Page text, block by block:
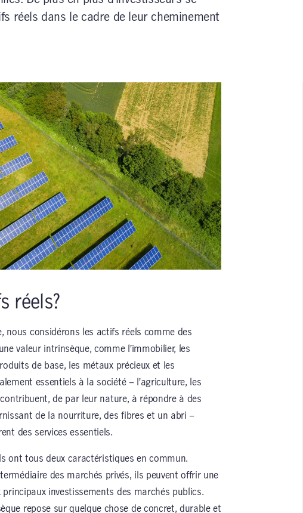
réels dans le cadre de leur cheminement
réels?
nous considérons les actifs réels comme des
valeur intrinsèque, comme l’immobilier, les
de base, les métaux précieux et les
essentiels à la société – l’agriculture, les
de par leur nature, à répondre à des
de la nourriture, des fibres et un abri –
des services essentiels.
ont tous deux caractéristiques en commun.
des marchés privés, ils peuvent offrir une
investissements des marchés publics.
repose sur quelque chose de concret, durable et